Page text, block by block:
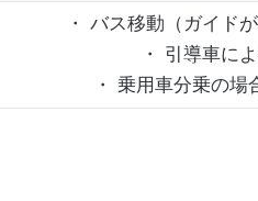
・ バス移動（ガイド
・ 引導車に
・ 乗用車分乗の場